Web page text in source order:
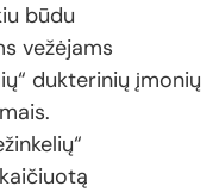
būdu
vežėjams
dukterinių įmonių